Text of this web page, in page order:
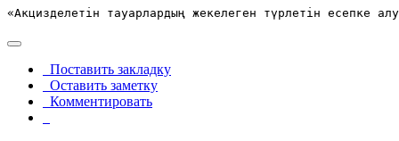
«Акцизделетін тауарлардың жекелеген түрлетін есепке
Поставить закладку
Оставить заметку
Комментировать